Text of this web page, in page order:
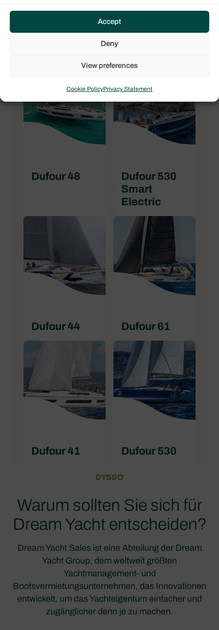
Accept
Deny
View preferences
Cookie PolicyPrivacy Statement
Dufour 48
Dufour 530
Smart
Electric
Dufour 44 Dufour 61
Dufour 41 Dufour 530
DYS&O
Warum sollten Sie sich für
Dream Yacht entscheiden?
Dream Yacht Sales ist eine Abteilung der Dream
Yacht Group, dem weltweit größten
Yachtmanagement- und
Bootsvermietungsunternehmen, das Innovationen
entwickelt, um das Yachteigentum einfacher und
zugänglicher denn je zu machen.